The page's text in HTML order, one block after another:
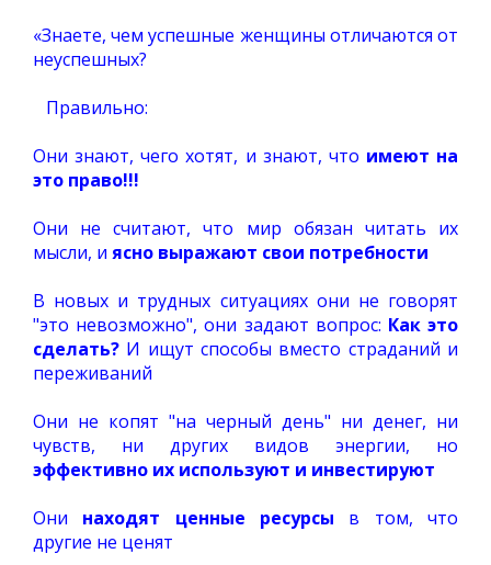
«Знаете, чем успешные женщины отличаются от
неуспешных?
Правильно:
Они знают, чего хотят, и знают, что имеют на
это право!!!
Они не считают, что мир обязан читать их
мысли, и ясно выражают свои потребности
В новых и трудных ситуациях они не говорят
"это невозможно", они задают вопрос: Как это
сделать? И ищут способы вместо страданий и
переживаний
Они не копят "на черный день" ни денег, ни
чувств, ни других видов энергии, но
эффективно их используют и инвестируют
Они находят ценные ресурсы в том, что
другие не ценят